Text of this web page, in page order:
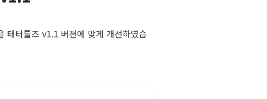
태터툴즈 v1.1 버젼에 맞게 개선하였습